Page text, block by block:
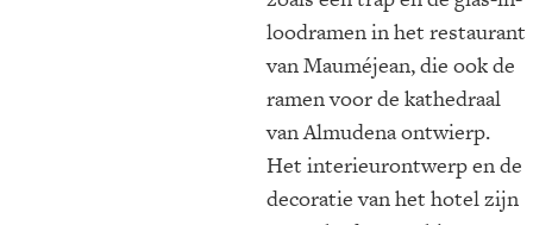
loodramen in het restaurant
van Mauméjean, die ook de
ramen voor de kathedraal
van Almudena ontwierp.
Het interieurontwerp en de
decoratie van het hotel zijn